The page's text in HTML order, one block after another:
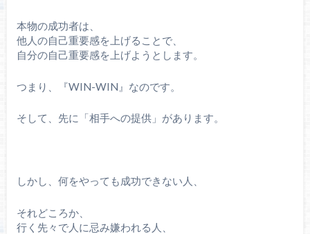
本物の成功者は、
他人の自己重要感を上げることで、
自分の自己重要感を上げようとします。
つまり、『WIN-WIN』なのです。
そして、先に「相手への提供」があります。
しかし、何をやっても成功できない人、
それどころか、
行く先々で人に忌み嫌われる人、